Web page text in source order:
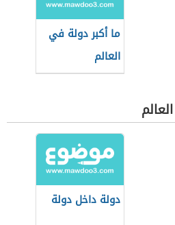
ما أكبر دولة في
العالم
دولة داخل دولة